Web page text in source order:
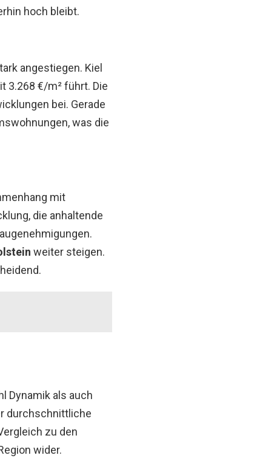
hoch bleibt.
angestiegen. Kiel
3.268 €/m² führt. Die
bei. Gerade
was die
mit
die anhaltende
weiter steigen.
Dynamik als auch
durchschnittliche
zu den
wider.